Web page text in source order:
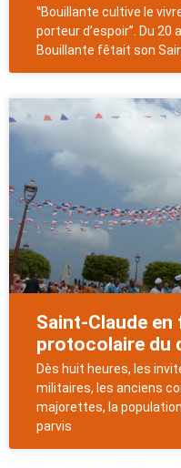
‟Bouillante cultive le
porteur d’espoir”. Du
Bouillante fêtait son
Saint-Claude en
protocolaire du
Dès huit heures, les
militaires, les anciens
majorettes, la
parvis